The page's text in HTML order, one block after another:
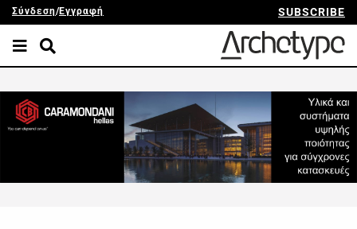
Σύνδεση/Εγγραφή SUBSCRIBE